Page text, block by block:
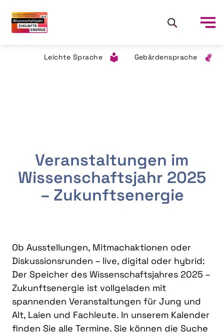
Leichte Sprache Gebärdensprache
Veranstaltungen im
Wissenschaftsjahr 2025
– Zukunftsenergie
Ob Ausstellungen, Mitmachaktionen oder
Diskussionsrunden – live, digital oder hybrid:
Der Speicher des Wissenschaftsjahres 2025 –
Zukunftsenergie ist vollgeladen mit
spannenden Veranstaltungen für Jung und
Alt, Laien und Fachleute. In unserem Kalender
finden Sie alle Termine. Sie können die Suche